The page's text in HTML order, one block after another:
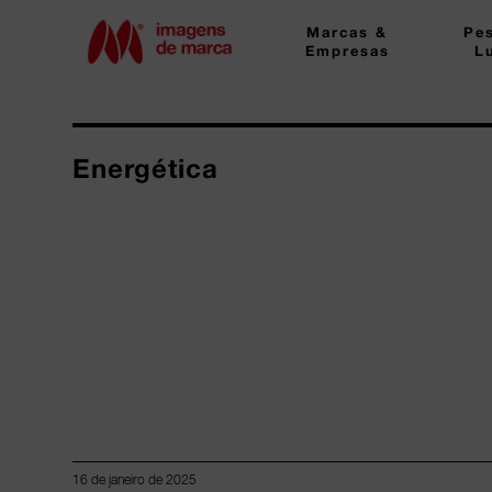
Marcas &
Empresas
Energética
16 de janeiro de 2025